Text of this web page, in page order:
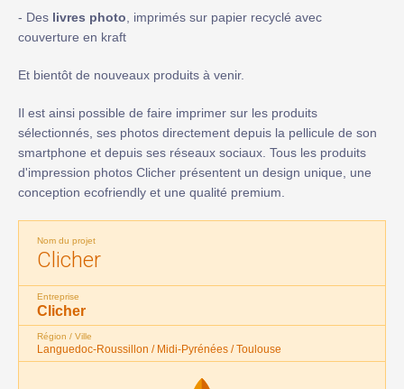
- Des livres photo , imprimés sur papier recyclé avec
couverture en kraft
Et bientôt de nouveaux produits à venir.
Il est ainsi possible de faire imprimer sur les produits
sélectionnés, ses photos directement depuis la pellicule de son
smartphone et depuis ses réseaux sociaux. Tous les produits
d'impression photos Clicher présentent un design unique, une
conception ecofriendly et une qualité premium.
Nom du projet
Clicher
Entreprise
Clicher
Région / Ville
Languedoc-Roussillon / Midi-Pyrénées / Toulouse